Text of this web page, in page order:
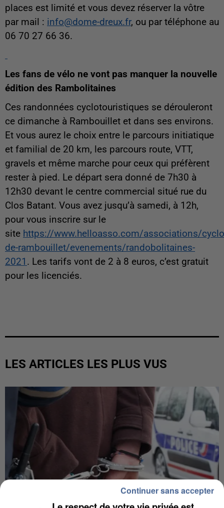
places est limité et vous devez réserver la vôtre
par mail : info@dome-dreux.fr, ou par téléphone au
06 70 27 66 36.
Les fans de vélo ne vont pas manquer la nouvelle
édition des Rambolitaines
Ces randonnées cyclotouristiques se dérouleront
ce dimanche à Rambouillet et dans ses environs.
Et vous aurez le choix entre le parcours initiatique
et familial de 20 km, les parcours route, VTT,
gravels et même marche pour ceux qui préfèrent
rester à pied. Le départ sera donné de 7h30 à
12h30 devant le centre commercial situé rue du
Clos Batant. Vous avez jusqu’à samedi, à 12h,
pour vous inscrire sur le
site https://www.helloasso.com/associations/
de-rambouillet/evenements/randobolitaines-
2021 . Les tarifs vont de 2 à 8 euros, c’est gratuit
pour les licenciés.
LES ARTICLES LES PLUS VUS
Continuer sans accepter